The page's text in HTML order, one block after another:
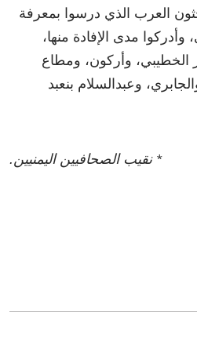
العرب الذي درسوا بمعرفة
مدى الإفادة منها،
الخطيبي، وأركون، ومطاع
وعبدالسلام بنعبد
* نقيب الصحافيين اليمنيين.